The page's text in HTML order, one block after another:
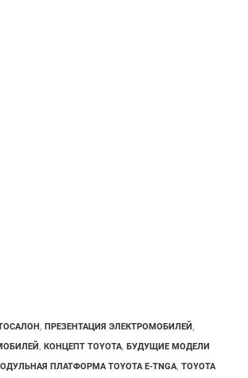
, ПРЕЗЕНТАЦИЯ ЭЛЕКТРОМОБИЛЕЙ,
, КОНЦЕПТ TOYOTA, БУДУЩИЕ МОДЕЛИ
ПЛАТФОРМА TOYOTA E-TNGA, TOYOTA